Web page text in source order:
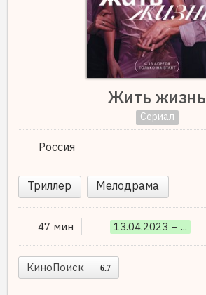
Жить жизнь
Сериал
Россия
Триллер Мелодрама
47 мин 13.04.2023 – ...
КиноПоиск 6.7